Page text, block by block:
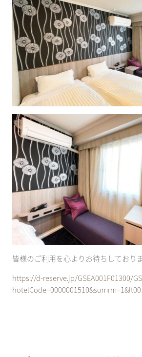
皆様のご利用を心よりお待ちしておりま
https://d-reserve.jp/GSEA001F01300/